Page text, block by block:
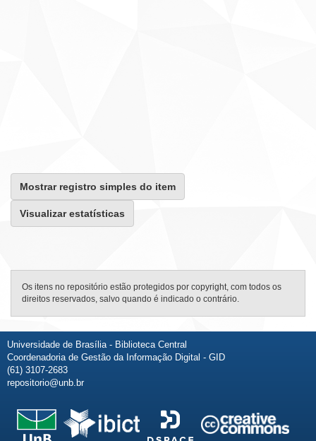
Mostrar registro simples do item
Visualizar estatísticas
Os itens no repositório estão protegidos por copyright, com todos os
direitos reservados, salvo quando é indicado o contrário.
Universidade de Brasília - Biblioteca Central
Coordenadoria de Gestão da Informação Digital - GID
(61) 3107-2683
repositorio@unb.br